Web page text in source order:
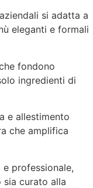
si adatta a
eleganti e formali
fondono
ingredienti di
e allestimento
che amplifica
professionale,
sia curato alla